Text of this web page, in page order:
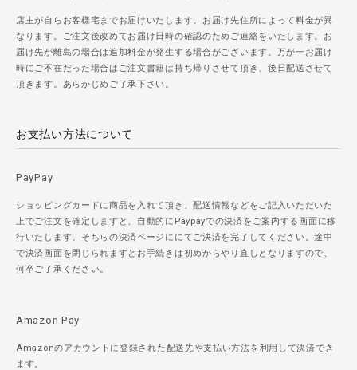
店主が自らお客様宅までお届けいたします。お届け先住所によって料金が異
なります。ご注文後改めてお届け日時の確認のためご連絡をいたします。お
届け先が離島の場合は追加料金が発生する場合がございます。万が一お届け
時にご不在だった場合はご注文書籍は持ち帰りさせて頂き、後日配送させて
頂きます。あらかじめご了承下さい。
お支払い方法について
PayPay
ショッピングカードに商品を入れて頂き、配送情報などをご記入いただいた
上でご注文を確定しますと、自動的にPaypayでの決済をご案内する画面に移
行いたします。そちらの決済ページににてご決済を完了してください。途中
で決済画面を閉じられますとお手続きは初めからやり直しとなりますので、
何卒ご了承ください。
Amazon Pay
Amazonのアカウントに登録された配送先や支払い方法を利用して決済でき
ます。